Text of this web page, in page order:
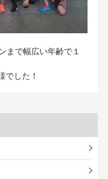
まで幅広い年齢で１
でした！